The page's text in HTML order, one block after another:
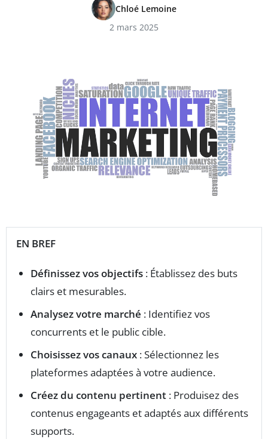
Chloé Lemoine
2 mars 2025
EN BREF
Définissez vos objectifs : Établissez des buts
clairs et mesurables.
Analysez votre marché : Identifiez vos
concurrents et le public cible.
Choisissez vos canaux : Sélectionnez les
plateformes adaptées à votre audience.
Créez du contenu pertinent : Produisez des
contenus engageants et adaptés aux différents
supports.